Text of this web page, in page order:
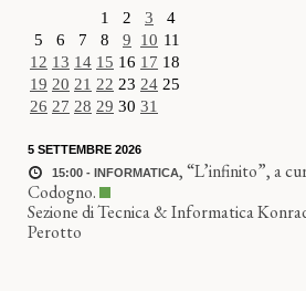
1
2 3
4
5
6 7 8 9 10 11
12 13 14 15 16 17 18
19 20 21 22 23 24 25
26 27 28 29 30 31
5 SETTEMBRE 2026
15:00 - INFORMATICA,“L’infinito”, a
Codogno.
Sezione di Tecnica & Informatica
Perotto